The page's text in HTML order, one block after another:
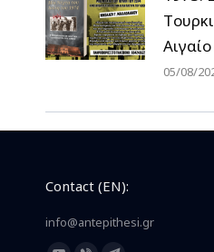
05/08/
Contact (EN):
info@antepithesi.gr